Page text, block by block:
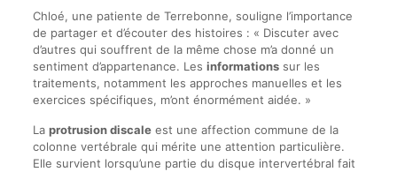
Chloé, une patiente de Terrebonne, souligne l’importance
de partager et d’écouter des histoires : « Discuter avec
d’autres qui souffrent de la même chose m’a donné un
sentiment d’appartenance. Les informationssur les
traitements, notamment les approches manuelles et les
exercices spécifiques, m’ont énormément aidée. »
La protrusion discaleest une affection commune de la
colonne vertébrale qui mérite une attention particulière.
Elle survient lorsqu’une partie du disque intervertébral fait